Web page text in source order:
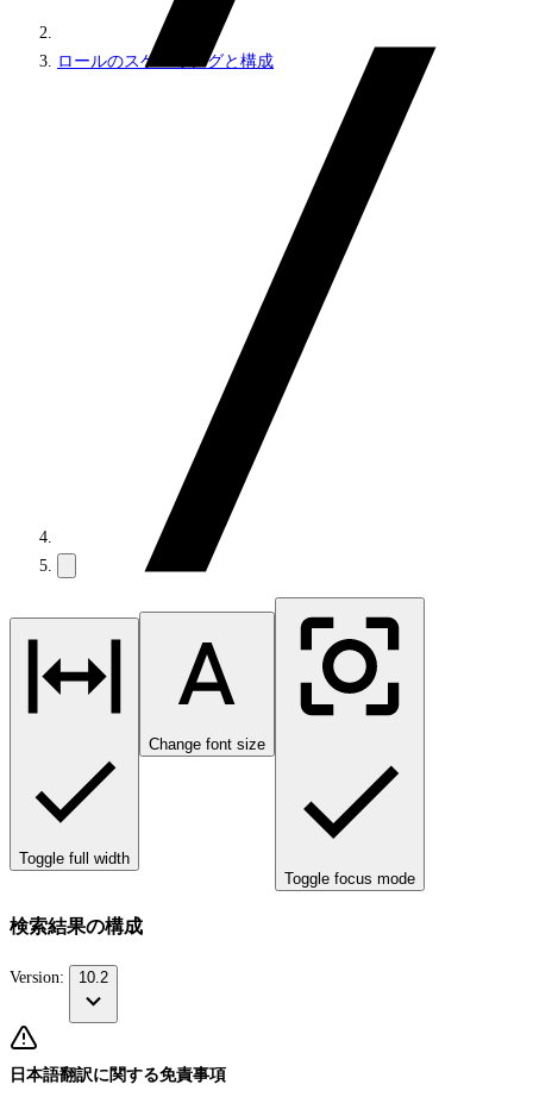
ロールのスケーリングと構成
Toggle full width
Change font size
Toggle focus mode
検索結果の構成
Version: 10.2
日本語翻訳に関する免責事項